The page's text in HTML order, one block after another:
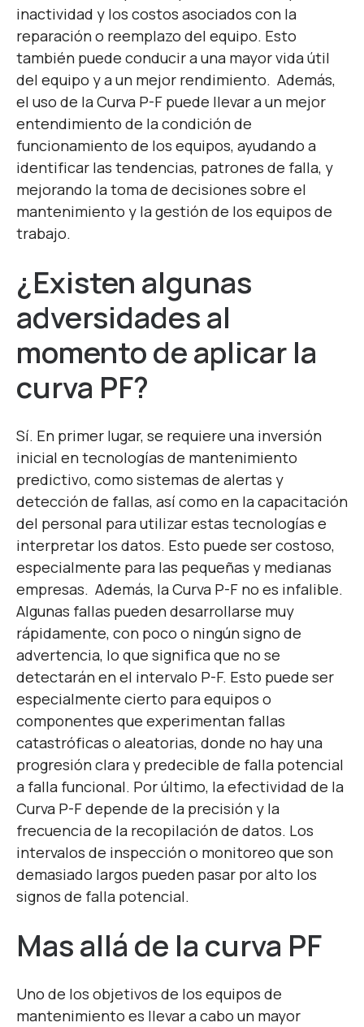
inactividad y los costos asociados con la
reparación o reemplazo del equipo. Esto
también puede conducir a una mayor vida útil
del equipo y a un mejor rendimiento. Además,
el uso de la Curva P-F puede llevar a un mejor
entendimiento de la condición de
funcionamiento de los equipos, ayudando a
identificar las tendencias, patrones de falla, y
mejorando la toma de decisiones sobre el
mantenimiento y la gestión de los equipos de
trabajo.
¿Existen algunas
adversidades al
momento de aplicar la
curva PF?
Sí. En primer lugar, se requiere una inversión
inicial en tecnologías de mantenimiento
predictivo, como sistemas de alertas y
detección de fallas, así como en la capacitación
del personal para utilizar estas tecnologías e
interpretar los datos. Esto puede ser costoso,
especialmente para las pequeñas y medianas
empresas. Además, la Curva P-F no es infalible.
Algunas fallas pueden desarrollarse muy
rápidamente, con poco o ningún signo de
advertencia, lo que significa que no se
detectarán en el intervalo P-F. Esto puede ser
especialmente cierto para equipos o
componentes que experimentan fallas
catastróficas o aleatorias, donde no hay una
progresión clara y predecible de falla potencial
a falla funcional. Por último, la efectividad de la
Curva P-F depende de la precisión y la
frecuencia de la recopilación de datos. Los
intervalos de inspección o monitoreo que son
demasiado largos pueden pasar por alto los
signos de falla potencial.
Mas allá de la curva PF
Uno de los objetivos de los equipos de
mantenimiento es llevar a cabo un mayor